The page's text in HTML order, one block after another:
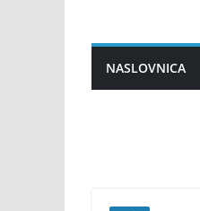
contentNASLOVNICA